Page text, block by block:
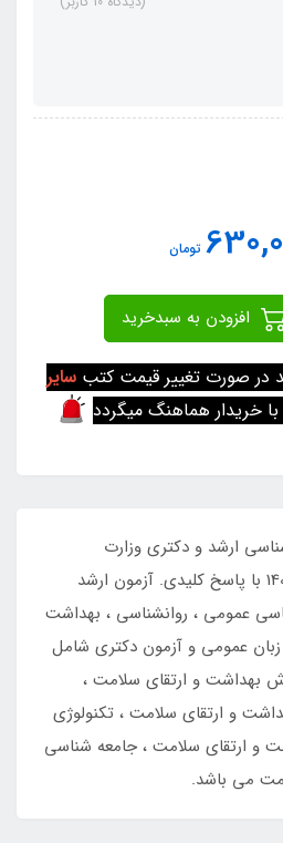
تومان
در صورت تغییر قیمت کتب سایر
با خریدار هماهنگ میگردد
ارشد و دکتری وزارت
بهداشت سالهای 88 تا 1403 با پاسخ کلیدی. آزمون ارشد
عمومی ، روانشناسی ، بهداشت
عمومی و آزمون دکتری شامل
بهداشت و ارتقای سلامت ،
و ارتقای سلامت ، تکنولوژی
و ارتقای سلامت ، جامعه شناسی
می باشد.